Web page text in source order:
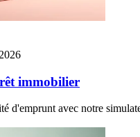
immobilier
d'emprunt avec notre